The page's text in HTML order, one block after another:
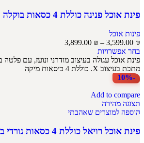
פינת אוכל פנינה כוללת 4 כסאות בוקלה
פינות אוכל
3,599.00 ₪
–
3,899.00 ₪
בחר אפשרויות
פינת אוכל עגולה בעיצוב מודרני ונועז, עם פלטה
מתכת בעיצוב X. כוללת 4 כיסאות מיקה
-10%
Add to compare
תצוגה מהירה
הוספה למוצרים שאהבתי
פינת אוכל רויאל כוללת 4 כסאות נורדי בוקלה